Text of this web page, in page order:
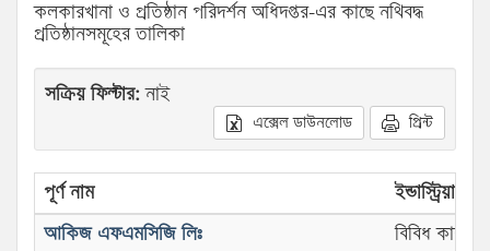
কলকারখানা ও প্রতিষ্ঠান পরিদর্শন অধিদপ্তর-এর কাছে নথিবদ্ধ
প্রতিষ্ঠানসমূহের তালিকা
সক্রিয় ফিল্টার:নাই
এক্সেল ডাউনলোড প্রিন্ট
পূর্ণ নাম
ইন্ডাস্ট্রিয়াল
আকিজ এফএমসিজি লিঃ
বিবিধ কারখানা